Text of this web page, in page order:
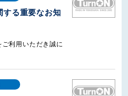
する重要なお知
利用いただき誠に